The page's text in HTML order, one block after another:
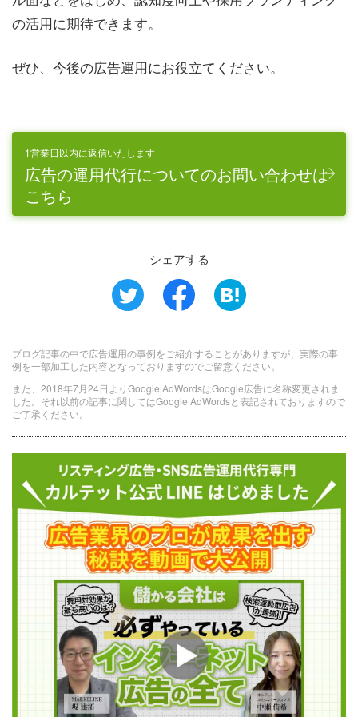
の活用に期待できます。
ぜひ、今後の広告運用にお役立てください。
1営業日以内に返信いたします
広告の運用代行についてのお問い合わせは
こちら
シェアする
ブログ記事の中で広告運用の事例をご紹介することがありますが、実際の事
例を一部加工した内容となっておりますのでご留意ください。
また、2018年7月24日よりGoogle AdWordsはGoogle広告に名称変更されま
した。それ以前の記事に関してはGoogle AdWordsと表記されておりますので
ご了承ください。